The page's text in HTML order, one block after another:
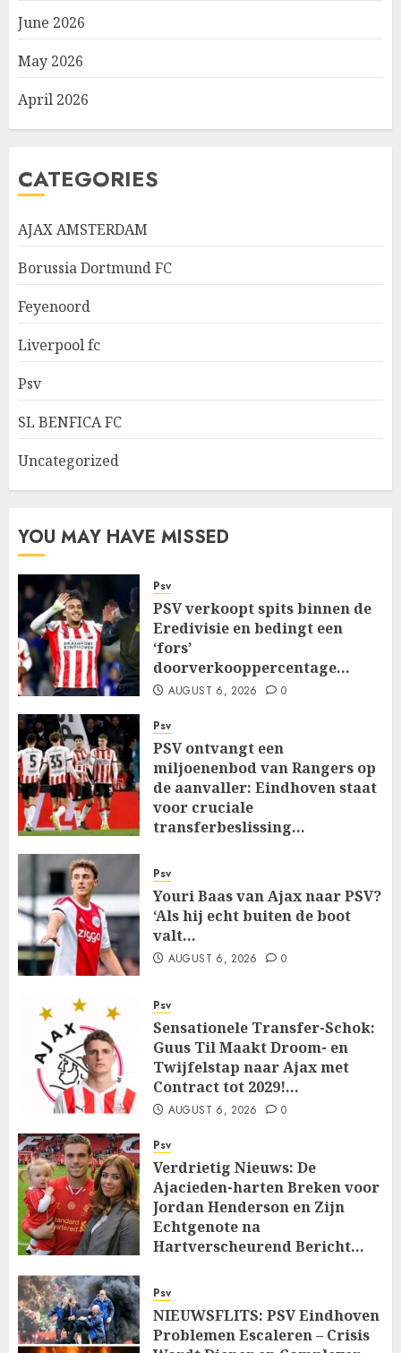
June 2026
May 2026
April 2026
CATEGORIES
AJAX AMSTERDAM
Borussia Dortmund FC
Feyenoord
Liverpool fc
Psv
SL BENFICA FC
Uncategorized
YOU MAY HAVE MISSED
Psv
PSV verkoopt spits binnen de
Eredivisie en bedingt een
‘fors’
doorverkooppercentage…
AUGUST 6, 2026 0
Psv
PSV ontvangt een
miljoenenbod van Rangers op
de aanvaller: Eindhoven staat
voor cruciale
transferbeslissing…
Psv
Youri Baas van Ajax naar PSV?
‘Als hij echt buiten de boot
valt…
AUGUST 6, 2026 0
Psv
Sensationele Transfer-Schok:
Guus Til Maakt Droom- en
Twijfelstap naar Ajax met
Contract tot 2029!…
AUGUST 6, 2026 0
Psv
Verdrietig Nieuws: De
Ajacieden-harten Breken voor
Jordan Henderson en Zijn
Echtgenote na
Hartverscheurend Bericht…
Psv
NIEUWSFLITS: PSV Eindhoven
Problemen Escaleren – Crisis